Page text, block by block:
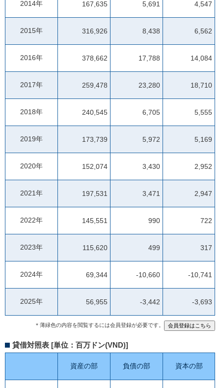
2014年 167,635 5,691 4,547
2015年 316,926 8,438 6,562
2016年 378,662 17,788 14,084
2017年 259,478 23,280 18,710
2018年 240,545 6,705 5,555
2019年 173,739 5,972 5,169
2020年 152,074 3,430 2,952
2021年 197,531 3,471 2,947
2022年 145,551 990 722
2023年 115,620 499 317
2024年 69,344 -10,660 -10,741
2025年 56,955 -3,442 -3,693
＊薄緑色の内容を閲覧するには会員登録が必要です。
貸借対照表 [単位：百万ドン(VND)]
資産の部 負債の部 資本の部